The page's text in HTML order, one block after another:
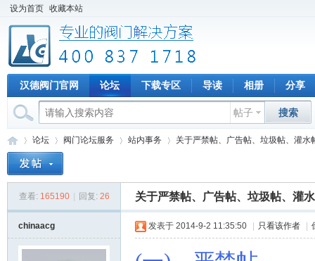
设为首页 收藏本站
汉德阀门官网 论坛 下载专区 导读 相册 分享
帖子 搜索
»
论坛
›
阀门论坛服务 站内事务 关于严禁帖、广告帖、垃圾帖、灌水
查看: 165190 回复: 26 关于严禁帖、广告帖、垃圾帖、灌
chinaacg 发表于 2014-9-2 11:35:50 只看该作者